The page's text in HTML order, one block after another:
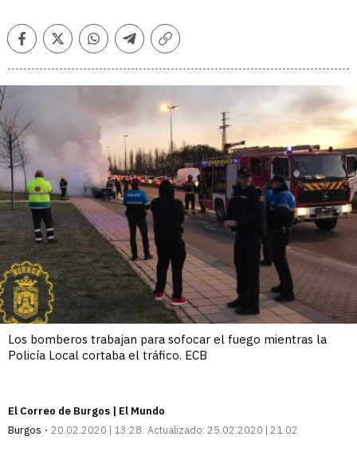
FacebookTwitterWhatsappTelegramCopiar
Los bomberos trabajan para sofocar el fuego mientras la
Policía Local cortaba el tráfico. ECB
El Correo de Burgos | El Mundo
Burgos
20.02.2020 | 13:28 Actualizado: 25.02.2020 | 21:02